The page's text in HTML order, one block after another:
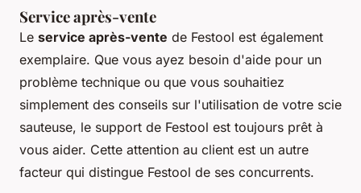
Service après-vente
Le service après-vente de Festool est également
exemplaire. Que vous ayez besoin d'aide pour un
problème technique ou que vous souhaitiez
simplement des conseils sur l'utilisation de votre scie
sauteuse, le support de Festool est toujours prêt à
vous aider. Cette attention au client est un autre
facteur qui distingue Festool de ses concurrents.